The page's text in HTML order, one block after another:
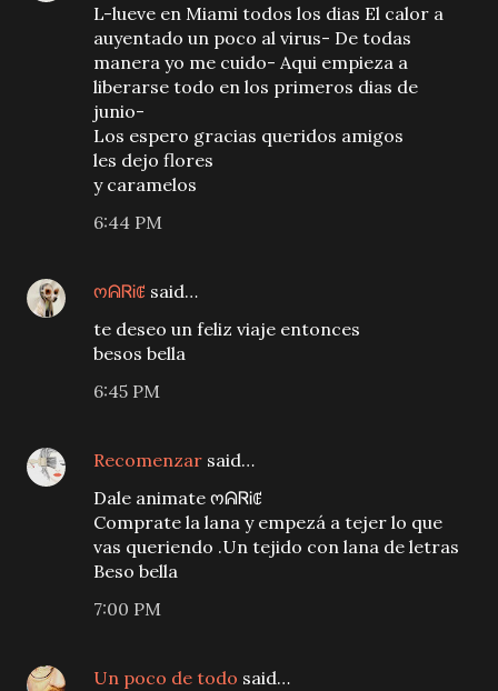
L-lueve en Miami todos los dias El calor a
auyentado un poco al virus- De todas
manera yo me cuido- Aqui empieza a
liberarse todo en los primeros dias de
junio-
Los espero gracias queridos amigos
les dejo flores
y caramelos
6:44 PM
ოᕱᏒᎥꂅ said…
te deseo un feliz viaje entonces
besos bella
6:45 PM
Recomenzar said…
Dale animate ოᕱᏒᎥꂅ
Comprate la lana y empezá a tejer lo que
vas queriendo .Un tejido con lana de letras
Beso bella
7:00 PM
Un poco de todo said…